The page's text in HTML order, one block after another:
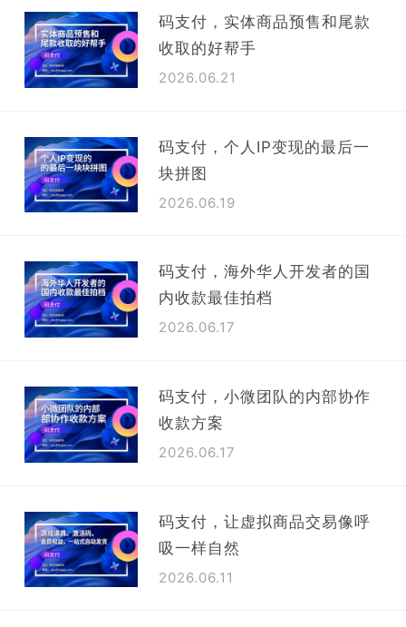
码支付，实体商品预售和尾款
收取的好帮手
2026.06.21
码支付，个人IP变现的最后一
块拼图
2026.06.19
码支付，海外华人开发者的国
内收款最佳拍档
2026.06.17
码支付，小微团队的内部协作
收款方案
2026.06.17
码支付，让虚拟商品交易像呼
吸一样自然
2026.06.11